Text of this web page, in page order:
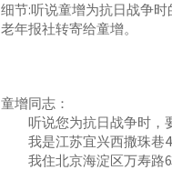
细节:听说童增为抗日战争
老年报社转寄给童增。
童增同志：
听说您为抗日战争时，要
我是江苏宜兴西撒珠巷
我住北京海淀区万寿路